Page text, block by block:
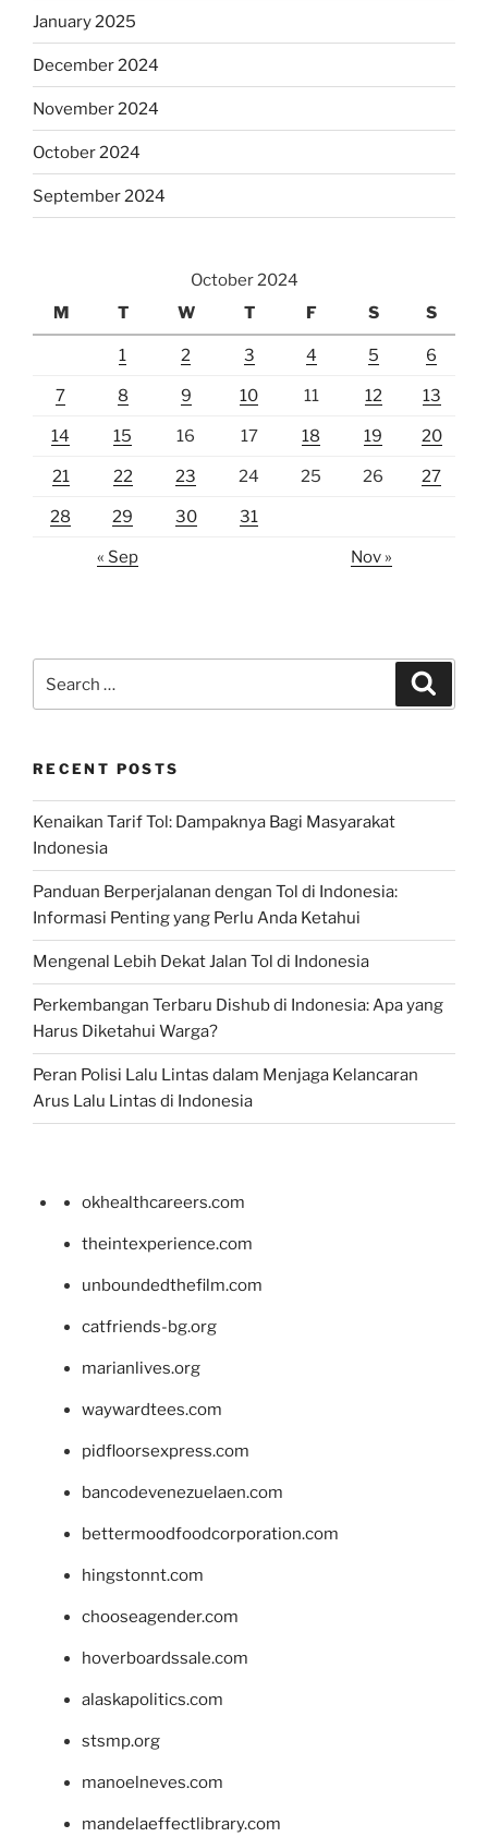
January 2025
December 2024
November 2024
October 2024
September 2024
October 2024
M
T W T F S S
1 2 3 4 5 6
7 8 9 10 11 12 13
14 15 16 17 18 19 20
21 22 23 24 25 26 27
28 29 30 31
« Sep Nov »
for:
RECENT POSTS
Kenaikan Tarif Tol: Dampaknya Bagi Masyarakat
Indonesia
Panduan Berperjalanan dengan Tol di Indonesia:
Informasi Penting yang Perlu Anda Ketahui
Mengenal Lebih Dekat Jalan Tol di Indonesia
Perkembangan Terbaru Dishub di Indonesia: Apa yang
Harus Diketahui Warga?
Peran Polisi Lalu Lintas dalam Menjaga Kelancaran
Arus Lalu Lintas di Indonesia
okhealthcareers.com
theintexperience.com
unboundedthefilm.com
catfriends-bg.org
marianlives.org
waywardtees.com
pidfloorsexpress.com
bancodevenezuelaen.com
bettermoodfoodcorporation.com
hingstonnt.com
chooseagender.com
hoverboardssale.com
alaskapolitics.com
stsmp.org
manoelneves.com
mandelaeffectlibrary.com